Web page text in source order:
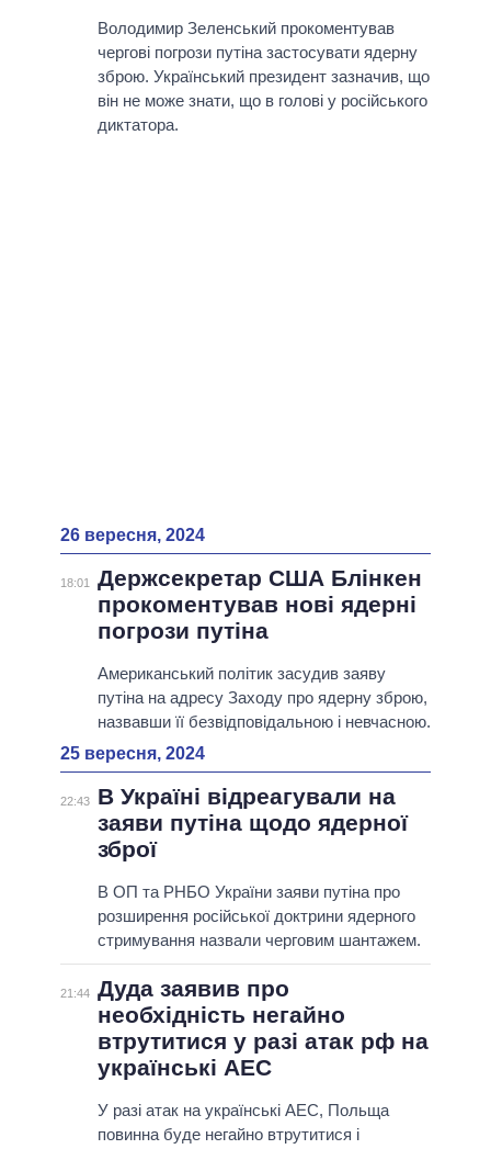
Володимир Зеленський прокоментував
чергові погрози путіна застосувати ядерну
зброю. Український президент зазначив, що
він не може знати, що в голові у російського
диктатора.
26 вересня, 2024
18:01
Держсекретар США Блінкен
прокоментував нові ядерні
погрози путіна
Американський політик засудив заяву
путіна на адресу Заходу про ядерну зброю,
назвавши її безвідповідальною і невчасною.
25 вересня, 2024
22:43
В Україні відреагували на
заяви путіна щодо ядерної
зброї
В ОП та РНБО України заяви путіна про
розширення російської доктрини ядерного
стримування назвали черговим шантажем.
21:44 Дуда заявив про
необхідність негайно
втрутитися у разі атак рф на
українські АЕС
У разі атак на українські АЕС, Польща
повинна буде негайно втрутитися і